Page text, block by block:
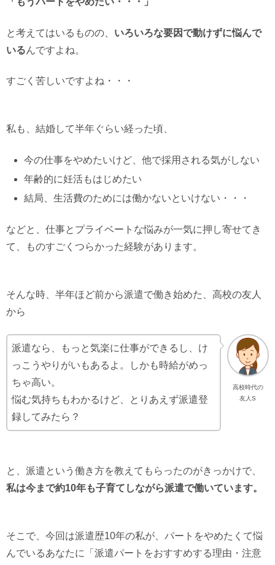
と考えてはいるものの、 いろいろな要因で動けずに悩んで
いるんですよね。
すごく苦しいですよね・・・
私も、結婚して半年ぐらい経った頃、
今の仕事をやめたいけど、他で採用される気がしない
年齢的に妊活もはじめたい
結局、生活費のためには働かないといけない・・・
などと、仕事とプライベートな悩みが一気に押し寄せてき
て、ものすごくつらかった経験があります。
そんな時、半年ほど前から派遣で働き始めた、高校の友人
から
高校時代の
友人S
派遣なら、もっと気楽に仕事ができるし、け
っこうやりがいもあるよ。しかも時給がめっ
ちゃ高い。
悩む気持ちもわかるけど、とりあえず派遣登
録してみたら？
と、派遣という働き方を教えてもらったのがきっかけで、
私は今まで約10年も子育てしながら派遣で働いています。
そこで、今回は派遣歴10年の私が、パートをやめたくて悩
んでいるあなたに「派遣パートをおすすめする理由・注意